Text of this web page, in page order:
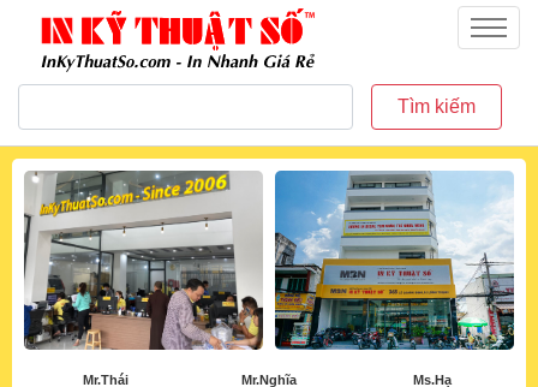
inkythuatso.com
Menu
Tìm kiếm
Mr.Thái Mr.Nghĩa Ms.Hạ